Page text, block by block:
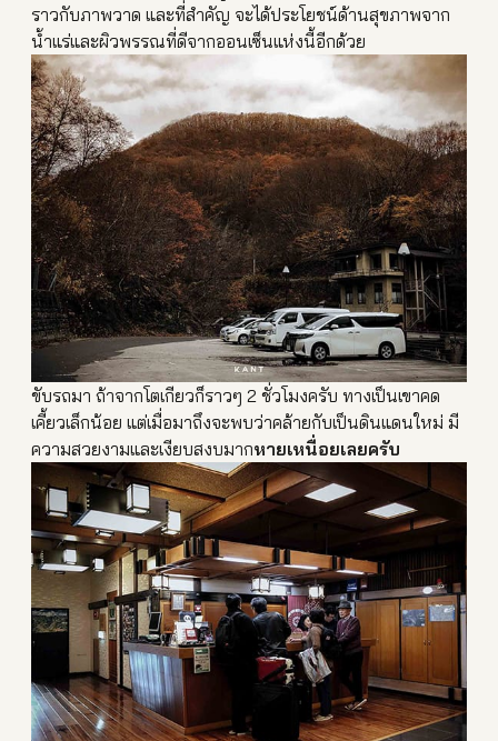
ราวกับภาพวาด และที่สำคัญ จะได้ประโยชน์ด้านสุขภาพจาก
น้ำแร่และผิวพรรณที่ดีจากออนเซ็นแห่งนี้อีกด้วย
ขับรถมา ถ้าจากโตเกียวก็ราวๆ 2 ชั่วโมงครับ ทางเป็นเขาคด
เคี้ยวเล็กน้อย แต่เมื่อมาถึงจะพบว่าคล้ายกับเป็นดินแดนใหม่ มี
ความสวยงามและเงียบสงบมากหายเหนื่อยเลยครับ